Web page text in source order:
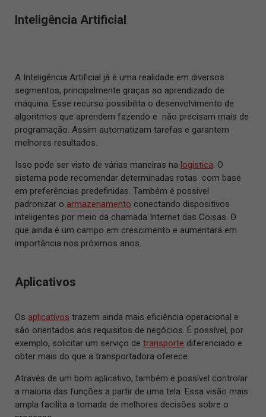
Inteligência Artificial
A Inteligência Artificial já é uma realidade em diversos
segmentos, principalmente graças ao aprendizado de
máquina. Esse recurso possibilita o desenvolvimento de
algoritmos que aprendem fazendo e não precisam mais de
programação. Assim automatizam tarefas e garantem
melhores resultados.
Isso pode ser visto de várias maneiras na logística . O
sistema pode recomendar determinadas rotas com base
em preferências predefinidas. Também é possível
padronizar o armazenamento conectando dispositivos
inteligentes por meio da chamada Internet das Coisas. O
que ainda é um campo em crescimento e aumentará em
importância nos próximos anos.
Aplicativos
Os aplicativos trazem ainda mais eficiência operacional e
são orientados aos requisitos de negócios. É possível, por
exemplo, solicitar um serviço de transporte diferenciado e
obter mais do que a transportadora oferece.
Através de um bom aplicativo, também é possível controlar
a maioria das funções a partir de uma tela. Essa visão mais
ampla facilita a tomada de melhores decisões sobre o